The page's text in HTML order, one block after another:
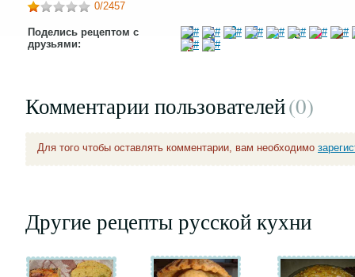
0/2457
Поделись рецептом с
друзьями:
Комментарии пользователей(0)
Для того чтобы оставлять комментарии, вам необходимо
Другие рецепты русской кухни